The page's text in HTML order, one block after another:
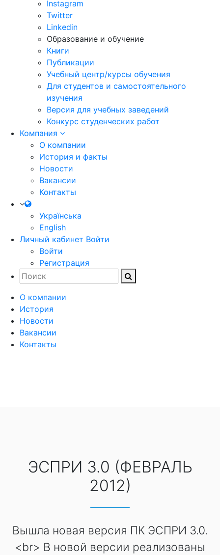
Instagram
Twitter
Linkedin
Образование и обучение
Книги
Публикации
Учебный центр/курсы обучения
Для студентов и самостоятельного
изучения
Версия для учебных заведений
Конкурс студенческих работ
Компания
О компании
История и факты
Новости
Вакансии
Контакты
Українська
English
Личный кабинет Войти
Войти
Регистрация
О компании
История
Новости
Вакансии
Контакты
ЭСПРИ 3.0 (ФЕВРАЛЬ
2012)
Вышла новая версия ПК ЭСПРИ 3.0.
<br> В новой версии реализованы